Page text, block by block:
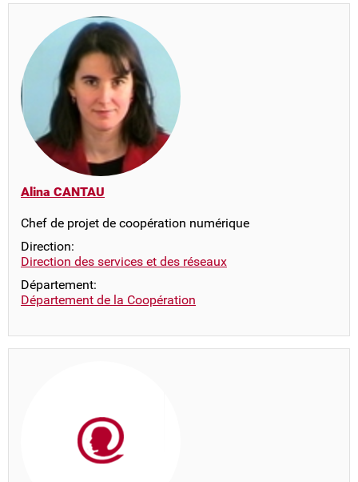
Alina CANTAU
Chef de projet de coopération numérique
Direction:
Direction des services et des réseaux
Département:
Département de la Coopération